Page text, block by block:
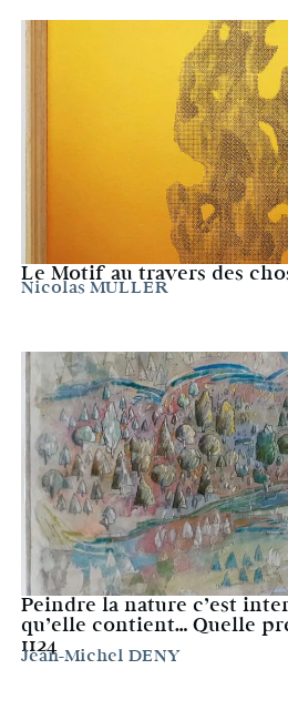
Le Motif au travers des
Nicolas MULLER
Peindre la nature c’est
qu’elle contient… Quelle
1124
Jean-Michel DENY